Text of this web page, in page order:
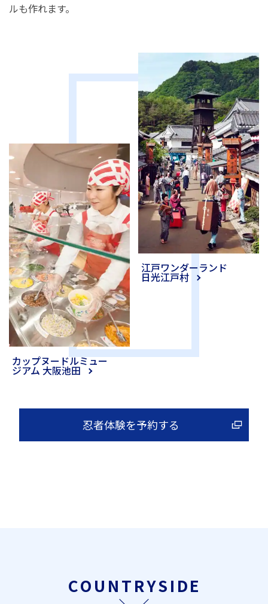
ルも作れます。
カップヌードルミュー
ジアム 大阪池田
江戸ワンダーランド
日光江戸村
忍者体験を予約する
COUNTRYSIDE